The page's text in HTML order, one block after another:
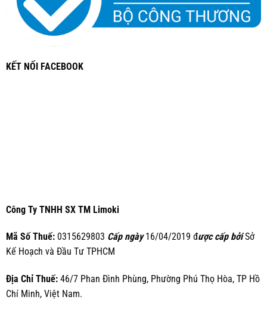
KẾT NỐI FACEBOOK
Công Ty TNHH SX TM Limoki
Mã Số Thuế:0315629803 Cấp ngày16/04/2019 được cấp bởiSở
Kế Hoạch và Đầu Tư TPHCM
Địa Chỉ Thuế:46/7 Phan Đình Phùng, Phường Phú Thọ Hòa, TP Hồ
Chí Minh, Việt Nam.